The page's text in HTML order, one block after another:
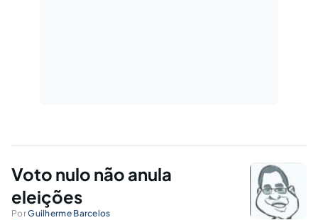
Voto nulo não anula
eleições
PorGuilherme Barcelos